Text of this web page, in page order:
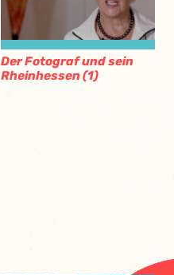
Der Fotograf und sein
Rheinhessen (1)